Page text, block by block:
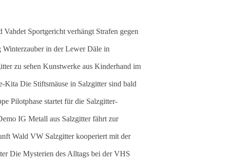
Sportgericht verhängt Strafen gegen
Winterzauber in der Lewer Däle in
Kunstwerke aus Kinderhand im
Die Stiftsmäuse in Salzgitter sind bald
Pilotphase startet für die Salzgitter-
IG Metall aus Salzgitter fährt zur
VW Salzgitter kooperiert mit der
Die Mysterien des Alltags bei der VHS